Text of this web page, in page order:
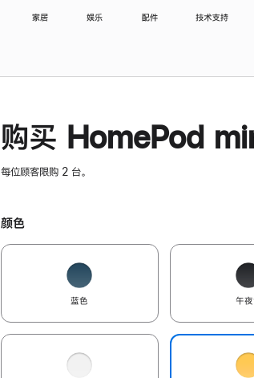
家居 娱乐 配件 技术支持
购买 HomePod
每位顾客限购 2 台。
颜色
蓝色 午夜